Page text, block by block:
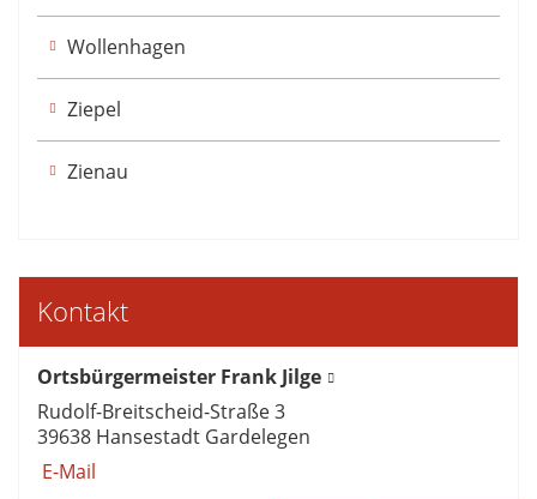
Wollenhagen
Ziepel
Zienau
Kontakt
Ortsbürgermeister Frank Jilge
Rudolf-Breitscheid-Straße 3
39638 Hansestadt Gardelegen
E-Mail